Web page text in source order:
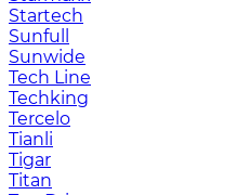
Startech
Sunfull
Sunwide
Tech Line
Techking
Tercelo
Tianli
Tigar
Titan